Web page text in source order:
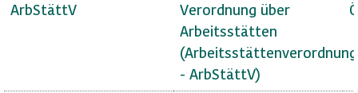
ArbStättV
Verordnung über
Arbeitsstätten
(Arbeitsstättenverordnung
- ArbStättV)